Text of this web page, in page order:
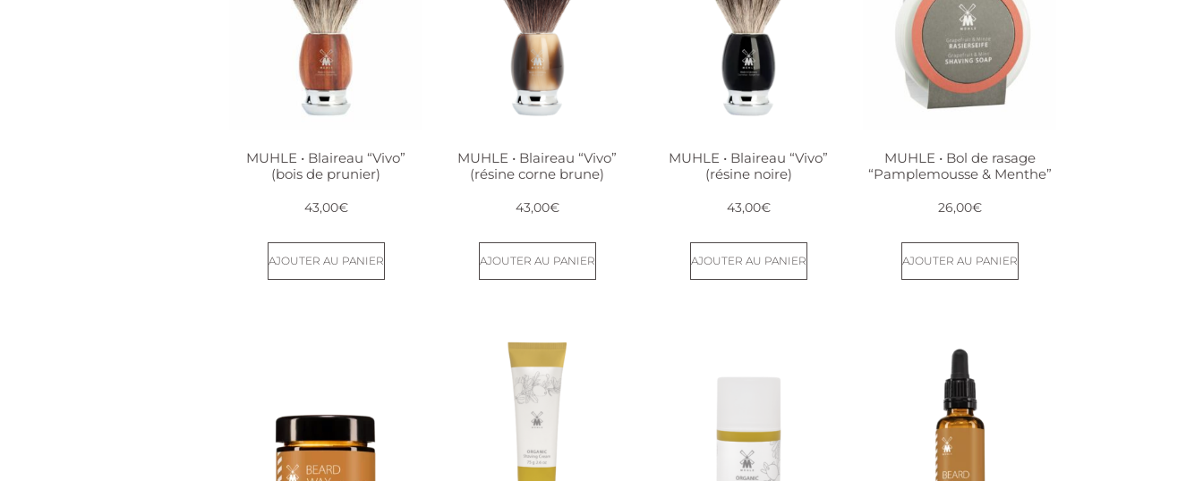
MUHLE • Blaireau “Vivo”
(bois de prunier)
43,00€
AJOUTER AU PANIER
MUHLE • Blaireau “Vivo”
(résine corne brune)
43,00€
AJOUTER AU PANIER
MUHLE • Blaireau “Vivo”
(résine noire)
43,00€
AJOUTER AU PANIER
MUHLE • Bol de rasage
“Pamplemousse & Menthe”
26,00€
AJOUTER AU PANIER